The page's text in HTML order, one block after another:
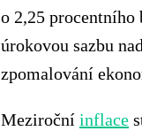
o 2,25 procentního
úrokovou sazbu
zpomalování
Meziroční inflace